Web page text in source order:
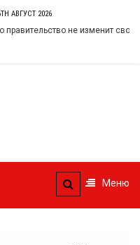
АВГУСТ 2026
не изменит свои
Меню